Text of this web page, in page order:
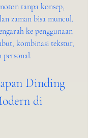
tanpa konsep,
zaman bisa muncul.
ke penggunaan
kombinasi tekstur,
personal.
Dinding
di